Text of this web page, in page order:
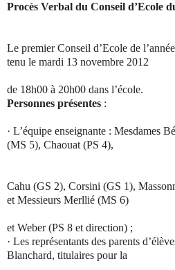
Procès Verbal du Conseil d’Ecole
Le premier Conseil d’Ecole de
tenu le mardi 13 novembre 2012
de 18h00 à 20h00 dans l’école.
Personnes présentes :
· L’équipe enseignante : Mesdames
(MS 5), Chaouat (PS 4),
Cahu (GS 2), Corsini (GS 1),
et Messieurs Merllié (MS 6)
et Weber (PS 8 et direction) ;
· Les représentants des parents
Blanchard, titulaires pour la